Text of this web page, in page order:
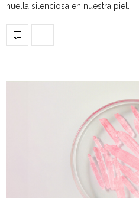
huella silenciosa en nuestra piel.